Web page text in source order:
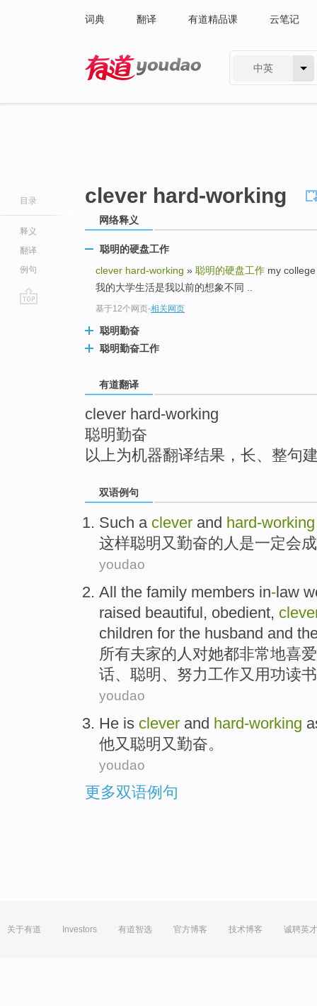
词典 翻译 有道精品课 云笔记
中英
目录
释义
翻译
例句
clever hard-working
网络释义
聪明的硬盘工作
clever hard-working » 聪明的硬盘工作 my
我的大学生活是我以前的想象不同 ..
基于12个网页-相关网页
聪明勤奋
聪明勤奋工作
有道翻译
clever hard-working
聪明勤奋
以上为机器翻译结果，长、整句
双语例句
Such a clever and hard-working
这样聪明又勤奋的人是一定会
youdao
All the family members in-law
raised beautiful, obedient,
children for the husband and
所有夫家的 人 对她都非常地喜
话、 聪明 、 努力工作又 用功读书
youdao
He is clever and hard-working
他又 聪明又勤奋。
youdao
更多双语例句
关于有道 Investors 有道智选 官方博客 技术博客 诚聘英才